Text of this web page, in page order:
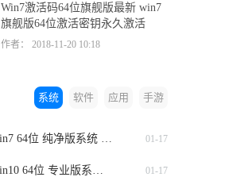
Win7激活码64位旗舰版最新 win7
旗舰版64位激活密钥永久激活
作者： 2018-11-20 10:18
手游
应用
软件
系统
01-17
01-17